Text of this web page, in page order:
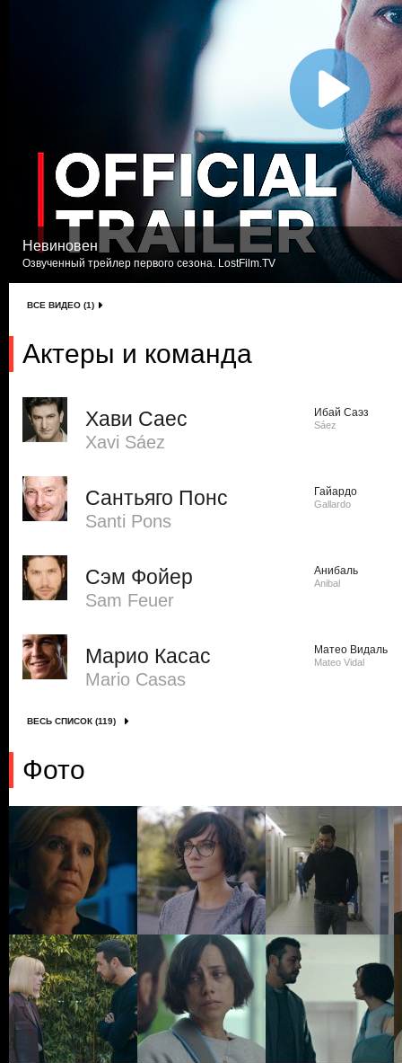
Невиновен
Озвученный трейлер первого сезона. LostFilm.TV
ВСЕ ВИДЕО (1)
Актеры и команда
Хави Саес
Xavi Sáez
Ибай Саэз
Sáez
Сантьяго Понс
Santi Pons
Гайардо
Gallardo
Сэм Фойер
Sam Feuer
Анибаль
Anibal
Марио Касас
Mario Casas
Матео Видаль
Mateo Vidal
ВЕСЬ СПИСОК (119)
Фото